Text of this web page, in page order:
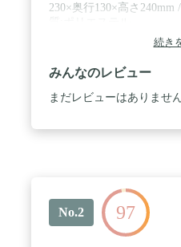
230×奥行130×高さ
続き
みんなのレビュー
まだレビューはありませ
No.2 97